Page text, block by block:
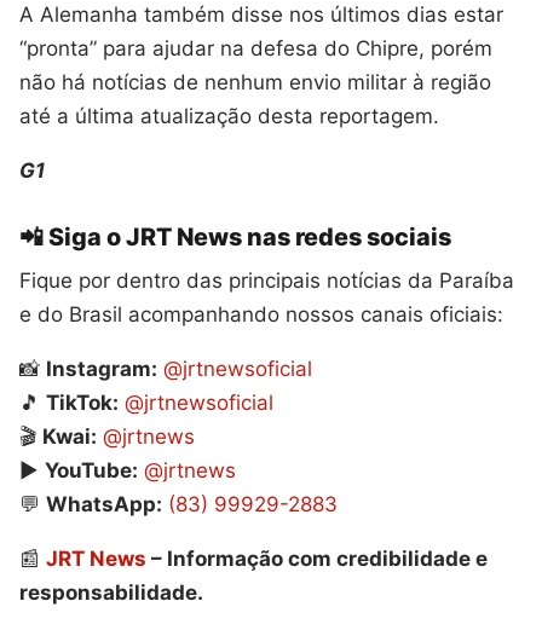
A Alemanha também disse nos últimos dias estar
“pronta” para ajudar na defesa do Chipre, porém
não há notícias de nenhum envio militar à região
até a última atualização desta reportagem.
G1
📲 Siga o JRT News nas redes sociais
Fique por dentro das principais notícias da Paraíba
e do Brasil acompanhando nossos canais oficiais:
📸 Instagram: @jrtnewsoficial
🎵 TikTok: @jrtnewsoficial
🎬 Kwai: @jrtnews
▶️ YouTube: @jrtnews
💬 WhatsApp: (83) 99929-2883
📰 JRT News – Informação com credibilidade e
responsabilidade.